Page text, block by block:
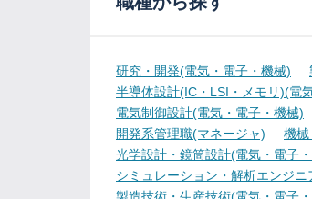
研究・開発(電気・電子・機械)
半導体設計(IC・LSI・メモリ)(電
電気制御設計(電気・電子・機械)
開発系管理職(マネージャ)
機械
光学設計・鏡筒設計(電気・電子
シミュレーション・解析エンジ